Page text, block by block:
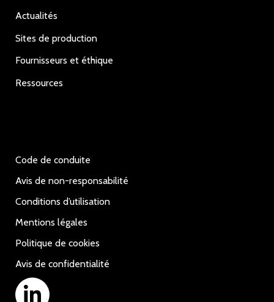
Actualités
Sites de production
Fournisseurs et éthique
Ressources
Code de conduite
Avis de non-responsabilité
Conditions d’utilisation
Mentions légales
Politique de cookies
Avis de confidentialité